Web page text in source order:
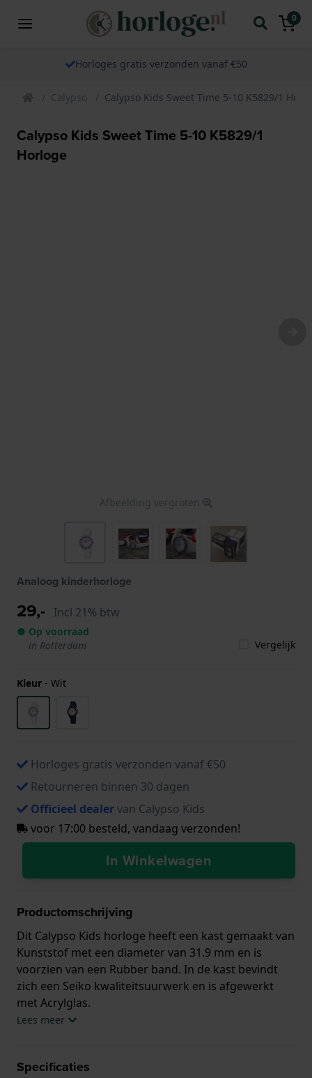
0
Horloges gratis verzonden vanaf €50
Calypso Calypso Kids Sweet Time 5-10 K5829/1
Calypso Kids Sweet Time 5-10 K5829/1
Horloge
Afbeelding vergroten
Analoog kinderhorloge
29,- Incl 21% btw
● Op voorraad
in Rotterdam
Vergelijk
Kleur - Wit
Horloges gratis verzonden vanaf €50
Retourneren binnen 30 dagen
Officieel dealervan Calypso Kids
voor 17:00 besteld, vandaag verzonden!
In Winkelwagen
Productomschrijving
Dit Calypso Kids horloge heeft een kast gemaakt van
Kunststof met een diameter van 31.9 mm en is
voorzien van een Rubber band. In de kast bevindt
zich een Seiko kwaliteitsuurwerk en is afgewerkt
met Acrylglas.
horloge geleverd met 2 jaar garantie.
Lees meer
Specificaties